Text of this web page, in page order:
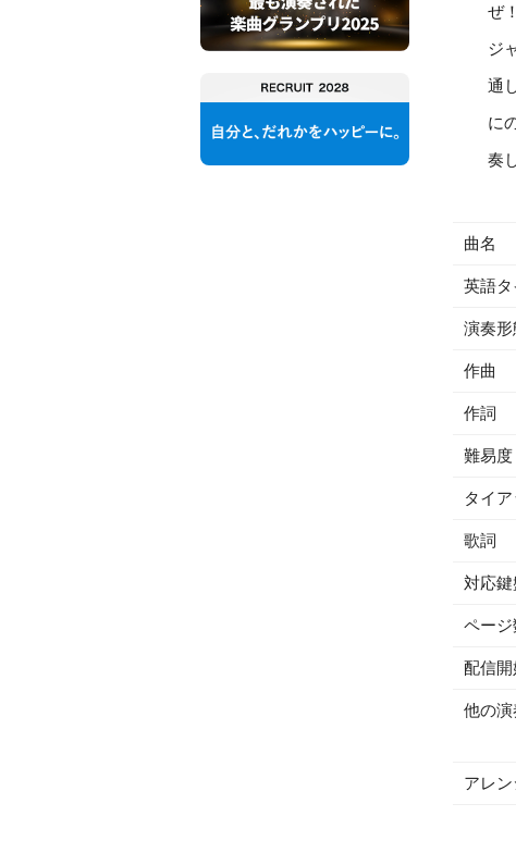
ぜ
ジ
通
に
奏
曲名
英語
演奏形
作曲
作詞
難易度
タイ
歌詞
対応鍵
ページ
配信開
他の
アレ